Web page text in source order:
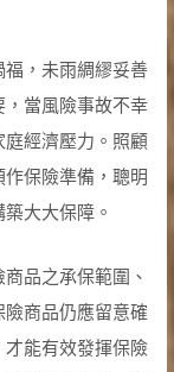
，未雨綢繆妥善
當風險事故不幸
經濟壓力。照顧
保險準備，聰明
大大保障。
品之承保範圍、
商品仍應留意確
能有效發揮保險